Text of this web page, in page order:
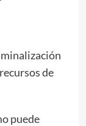
de
puede